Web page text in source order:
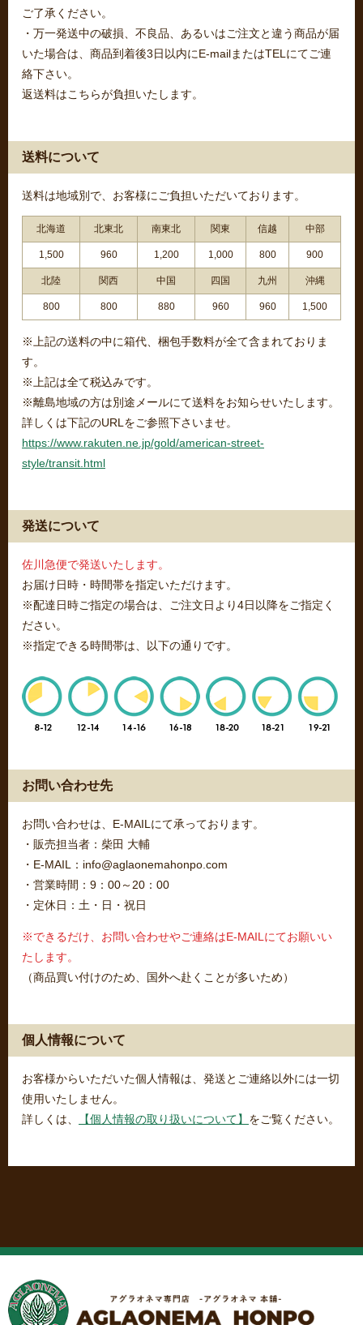
ご了承ください。
・万一発送中の破損、不良品、あるいはご注文と違う商品が届
いた場合は、商品到着後3日以内にE-mailまたはTELにてご連
絡下さい。
返送料はこちらが負担いたします。
送料について
送料は地域別で、お客様にご負担いただいております。
北海道 北東北 南東北 関東 信越 中部
1,500 960 1,200 1,000 800 900
北陸 関西 中国 四国 九州 沖縄
800 800 880 960 960 1,500
※上記の送料の中に箱代、梱包手数料が全て含まれておりま
す。
※上記は全て税込みです。
※離島地域の方は別途メールにて送料をお知らせいたします。
詳しくは下記のURLをご参照下さいませ。
https://www.rakuten.ne.jp/gold/american-street-
style/transit.html
発送について
佐川急便で発送いたします。
お届け日時・時間帯を指定いただけます。
※配達日時ご指定の場合は、ご注文日より4日以降をご指定く
ださい。
※指定できる時間帯は、以下の通りです。
お問い合わせ先
お問い合わせは、E-MAILにて承っております。
・販売担当者：柴田 大輔
・E-MAIL：info@aglaonemahonpo.com
・営業時間：9：00～20：00
・定休日：土・日・祝日
※できるだけ、お問い合わせやご連絡はE-MAILにてお願いい
たします。
（商品買い付けのため、国外へ赴くことが多いため）
個人情報について
お客様からいただいた個人情報は、発送とご連絡以外には一切
使用いたしません。
詳しくは、
【個人情報の取り扱いについて】 をご覧ください。